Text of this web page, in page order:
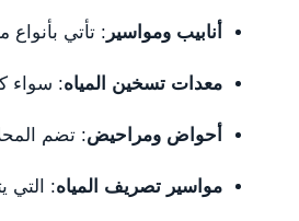
أنابيب ومواسير : تأتي
معدات تسخين المياه: سواء
أحواض ومراحيض: تضم
مواسير تصريف المياه: التي